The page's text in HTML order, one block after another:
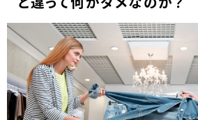
アジャイル
テクノロジー